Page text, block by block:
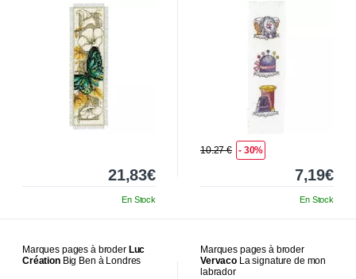
21,83€
En Stock
10.27 € - 30%
7,19€
En Stock
Marques pages à broder Luc
CréationBig Ben à Londres
Marques pages à broder
Vervaco La signature de mon
labrador